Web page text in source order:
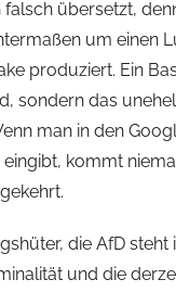
falsch übersetzt,
um einen
produziert. Ein
sondern das
man in den
kommt
die AfD steht
und die